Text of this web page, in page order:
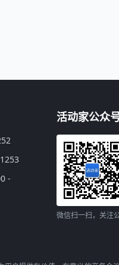
-
活动家公众
微信扫一扫，关注